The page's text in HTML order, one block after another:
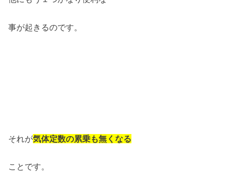
事が起きるのです。
それが気体定数の累乗も無くなる
ことです。